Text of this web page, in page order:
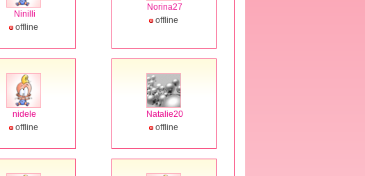
Ninilli
offline
Norina27
offline
nidele
offline
Natalie20
offline